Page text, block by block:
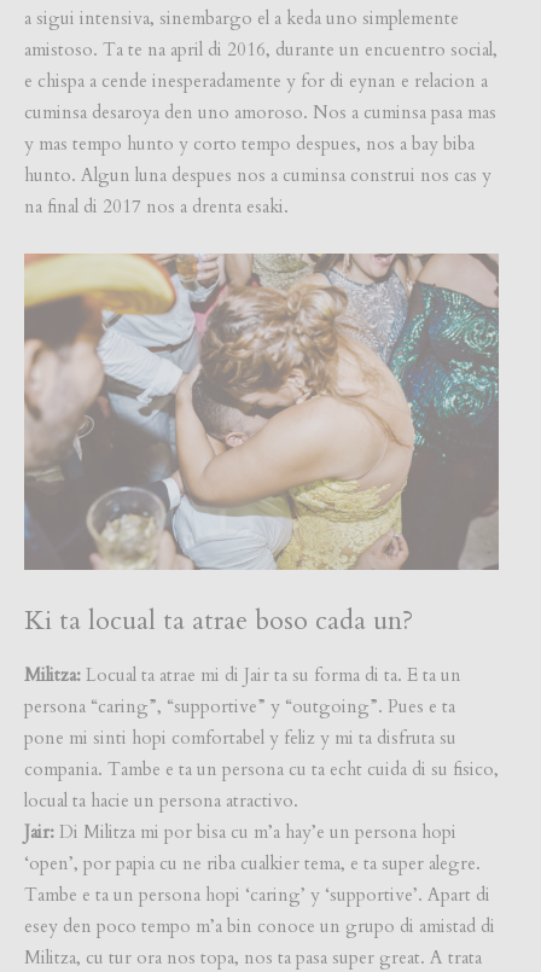
a sigui intensiva, sinembargo el a keda uno simplemente
amistoso. Ta te na april di 2016, durante un encuentro social,
e chispa a cende inesperadamente y for di eynan e relacion a
cuminsa desaroya den uno amoroso. Nos a cuminsa pasa mas
y mas tempo hunto y corto tempo despues, nos a bay biba
hunto. Algun luna despues nos a cuminsa construi nos cas y
na final di 2017 nos a drenta esaki.
Ki ta locual ta atrae boso cada un?
Militza: Locual ta atrae mi di Jair ta su forma di ta. E ta un
persona “caring”, “supportive” y “outgoing”. Pues e ta
pone mi sinti hopi comfortabel y feliz y mi ta disfruta su
compania. Tambe e ta un persona cu ta echt cuida di su fisico,
locual ta hacie un persona atractivo.
Jair: Di Militza mi por bisa cu m’a hay’e un persona hopi
‘open’, por papia cu ne riba cualkier tema, e ta super alegre.
Tambe e ta un persona hopi ‘caring’ y ‘supportive’. Apart di
esey den poco tempo m’a bin conoce un grupo di amistad di
Militza, cu tur ora nos topa, nos ta pasa super great. A trata